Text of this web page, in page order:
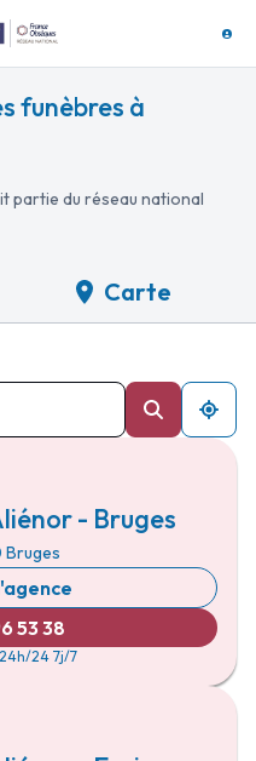
funèbres à
partie du réseau national
Carte
- Bruges
Bruges
53 38
24 7j/7